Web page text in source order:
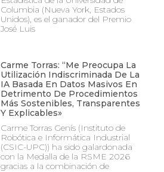
Columbia (Nueva York, Estados
Unidos), es el ganador del Premio
José Luis
Carme Torras: “Me Preocupa La
Utilización Indiscriminada De La
IA Basada En Datos Masivos En
Detrimento De Procedimientos
Más Sostenibles, Transparentes
Y Explicables»
Carme Torras Genís (Instituto de
Robótica e Informática Industrial
(CSIC-UPC)) ha sido galardonada
con la Medalla de la RSME 2026
gracias a la combinación de